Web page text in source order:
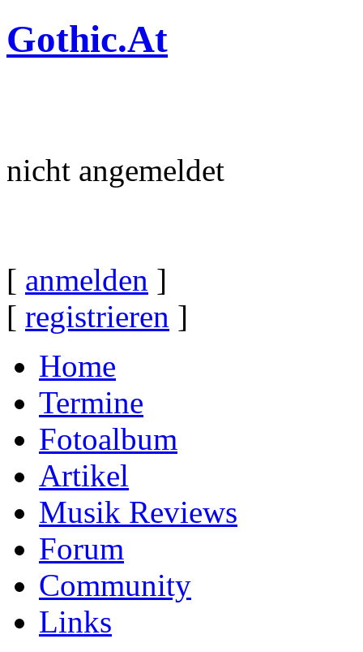
Gothic.At
nicht angemeldet
[ anmelden ]
[ registrieren ]
Home
Termine
Fotoalbum
Artikel
Musik Reviews
Forum
Community
Links